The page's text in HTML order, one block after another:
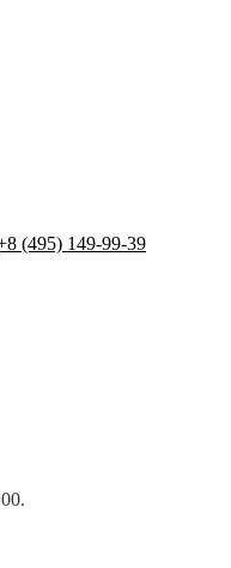
(495) 149-99-39